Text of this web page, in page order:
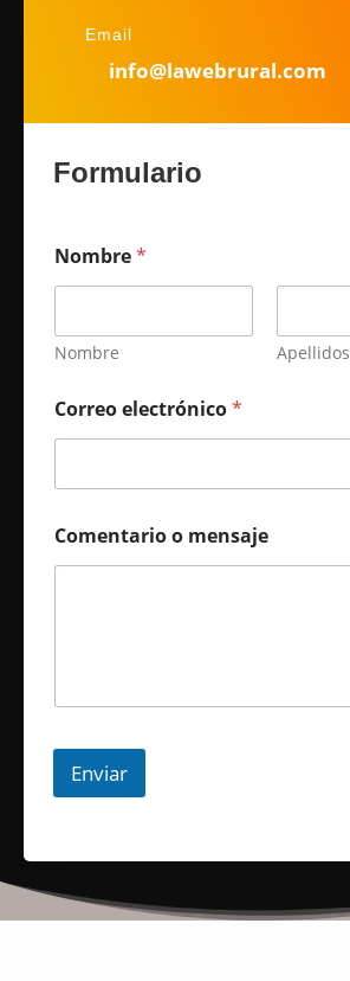
Email
info@lawebrural.com
Formulario
Nombre*
Nombre Apellidos
Correo electrónico*
Comentario o mensaje
Enviar